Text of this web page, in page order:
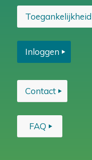
Toegankelijkheid
Inloggen
Contact
FAQ